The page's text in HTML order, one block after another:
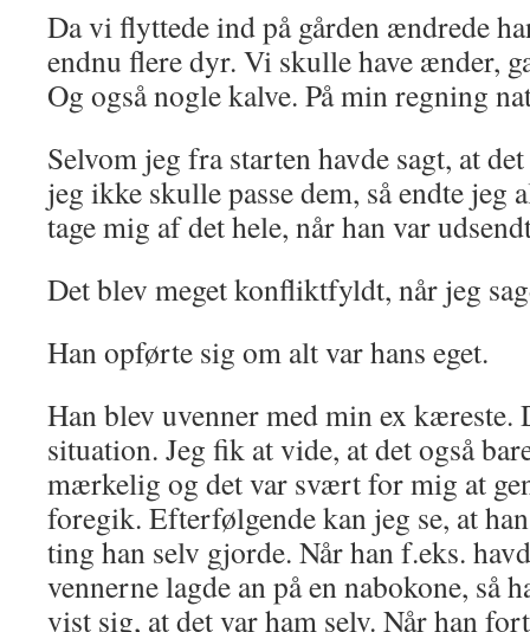
Da vi flyttede ind på gården ændrede
endnu flere dyr. Vi skulle have ænder,
Og også nogle kalve. På min regning
Selvom jeg fra starten havde sagt, at
jeg ikke skulle passe dem, så endte jeg
tage mig af det hele, når han var
Det blev meget konfliktfyldt, når jeg
Han opførte sig om alt var hans eget.
Han blev uvenner med min ex
situation. Jeg fik at vide, at det også
mærkelig og det var svært for mig at
foregik. Efterfølgende kan jeg se, at
ting han selv gjorde. Når han f.eks.
vennerne lagde an på en nabokone, så
vist sig, at det var ham selv. Når han